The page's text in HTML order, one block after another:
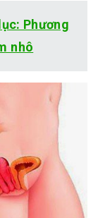
Phương
nhô